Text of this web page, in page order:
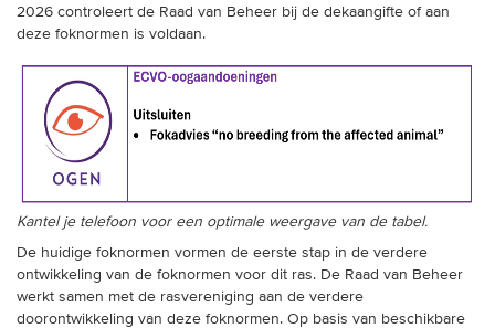
2026 controleert de Raad van Beheer bij de dekaangifte of aan
deze foknormen is voldaan.
Kantel je telefoon voor een optimale weergave van de tabel.
De huidige foknormen vormen de eerste stap in de verdere
ontwikkeling van de foknormen voor dit ras. De Raad van Beheer
werkt samen met de rasvereniging aan de verdere
doorontwikkeling van deze foknormen. Op basis van beschikbare